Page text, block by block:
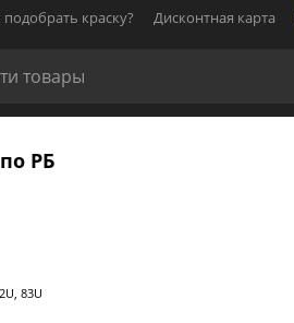
подобрать краску? Дисконтная карта
РБ
83U